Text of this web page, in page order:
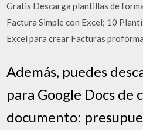
Gratis Descarga plantillas de
Factura Simple con Excel; 10
Excel para crear Facturas
Además, puedes
para Google Docs de
documento: